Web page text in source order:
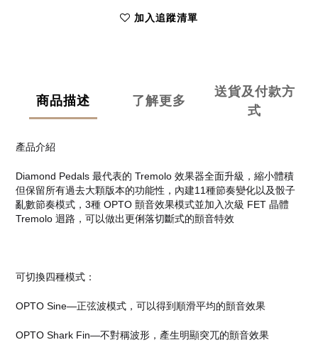
加入追蹤清單
商品描述 了解更多
送貨及付款方
式
產品介紹
Diamond Pedals 最代表的 Tremolo 效果器全面升級，縮小體積
但保留所有過去大顆版本的功能性，內建11種節奏變化以及骰子
亂數節奏模式，3種 OPTO 顫音效果模式並加入次級 FET 晶體
Tremolo 迴路，可以做出更俐落切斷式的顫音特效
可切換四種模式：
OPTO Sine—正弦波模式，可以得到順滑平均的顫音效果
OPTO Shark Fin—不對稱波形，產生明顯突兀的顫音效果